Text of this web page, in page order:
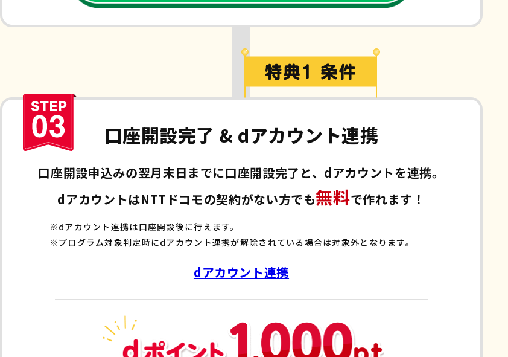
口座開設完了 & dアカウント連携
口座開設申込みの翌月末日までに口座開設完了と、dアカウントを連携。
dアカウントはNTTドコモの契約がない方でも無料で作れます！
※dアカウント連携は口座開設後に行えます。
※プログラム対象判定時にdアカウント連携が解除されている場合は対象外となります。
dアカウント連携